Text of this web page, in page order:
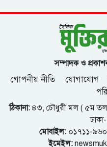
সম্পাদক ও
গোপনীয় নীতি যোগাযোগ
ঠিকানা:৪৩, চৌধুরী মল ( ৫ম তলা
মোবাইল:০১৭১১-
ইমেইল: